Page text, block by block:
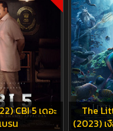
CBI 5 เดอะ
เบรน
The
(2023)